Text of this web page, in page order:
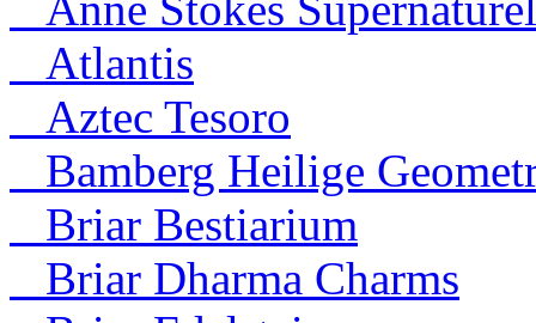
Atlantis
Aztec Tesoro
Bamberg Heilige
Briar Bestiarium
Briar Dharma Charms